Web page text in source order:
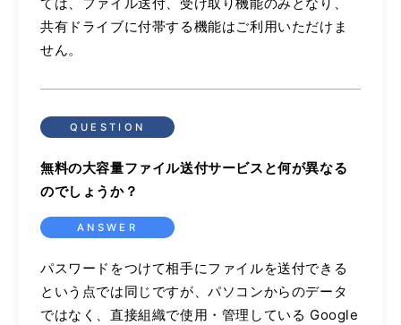
共有ドライブに付帯する機能はご利用いただけま
せん。
無料の大容量ファイル送付サービスと何が異なる
のでしょうか？
パスワードをつけて相手にファイルを送付できる
という点では同じですが、パソコンからのデータ
ではなく、直接組織で使用・管理している Google